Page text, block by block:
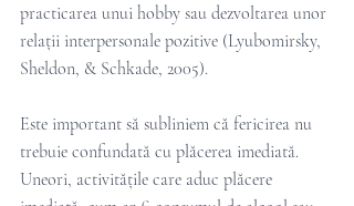
practicarea unui hobby sau dezvoltarea unor
relații interpersonale pozitive (Lyubomirsky,
Sheldon, & Schkade, 2005).
Este important să subliniem că fericirea nu
trebuie confundată cu plăcerea imediată.
Uneori, activitățile care aduc plăcere